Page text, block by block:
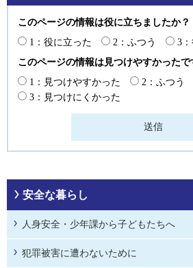
このページの情報は役に立ちましたか？
1：役に立った
2：ふつう
3
このページの情報は見つけやすかったで
1：見つけやすかった
2：ふつう
3：見つけにくかった
安全な暮らし
人身安全・少年課から子どもたちへ
犯罪被害に遭わないために